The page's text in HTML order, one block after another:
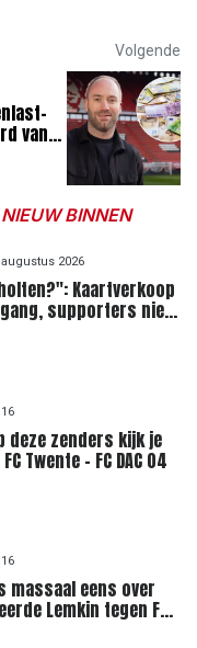
Volgende
van
NIEUW BINNEN
augustus 2026
Kaartverkoop
gang, supporters niet
deze zenders kijk je
Twente - FC DAC 04
eens over
Lemkin tegen FC